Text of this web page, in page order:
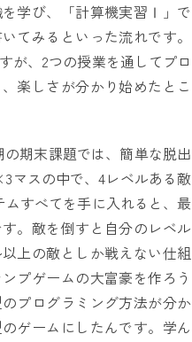
学び、「計算機実習Ⅰ」で
てみるといった流れです。
が、2つの授業を通してプロ
楽しさが分かり始めたとこ
期末課題では、簡単な脱出
マスの中で、4レベルある敵
すべてを手に入れると、最
。敵を倒すと自分のレベル
上の敵としか戦えない仕組
プゲームの大富豪を作ろう
プログラミング方法が分か
ゲームにしたんです。学ん